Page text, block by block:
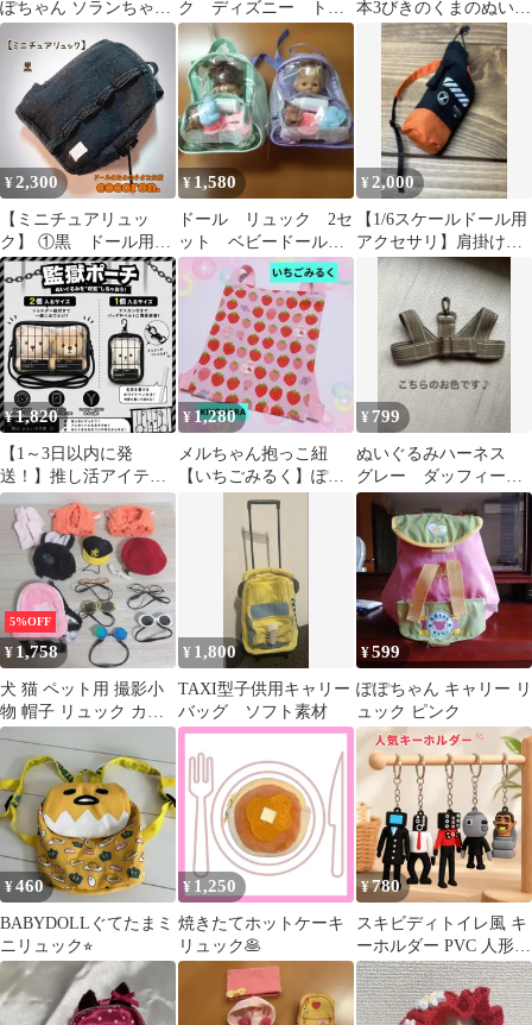
ぽちゃん ソランちゃん
（32） くすみオレンジ
ク ディズニー トイ
ストーリー ウッディ
本3びきのくまのぬいぐ
るみとお家のセット
熊3体 女の子1体
¥2,300
【ミニチュアリュッ
ク】 ①黒 ドール用バ
ッグ 22センチドール
ねんどろいどどーる
オビツ11 等向き
¥1,580
ドール リュック 2セ
ット ベビードール
人形
¥ 2,000
【1/6スケールドール用
アクセサリ】肩掛けバ
ックパック(jt studio製)
¥1,820
【1～3日以内に発
送！】推し活アイテム
撮影用アイテム 監獄 牢
屋 囚人 ポーチ 【1個入
るサイズ】 マスコット
ぬいぐるみケース ぬい
ぐるみポーチ ストラッ
プ キーホルダー ★ぬい
活にぜひ！ぬいぐるみ
を可愛く持ち運べるア
イテムです！
¥1,280
メルちゃん抱っこ紐
【いちごみるく】ぽぽ
ちゃんおんぶ紐・おま
まごと抱っこ紐・ソラ
¥ 799
ぬいぐるみハーネス
グレー ダッフィーフ
レンズ ダ
5%OFF
¥ 1,758
犬 猫 ペット用 撮影小
物 帽子 リュック カバ
ン メガネ サングラス
靴下 他
¥ 1,800
TAXI型子供用キャリー
バッグ ソフト素材
¥599
ぽぽちゃん キャリー リ
ュック ピンク
¥460
BABYDOLLぐてたまミ
ニリュック⭐︎
¥ 1,250
焼きたてホットケーキ
リュック🥞
¥780
スキビディトイレ風 キ
ーホルダー PVC 人形
バッグチャーム キーリ
ング キャラクター風 マ
スコット かわいい バッ